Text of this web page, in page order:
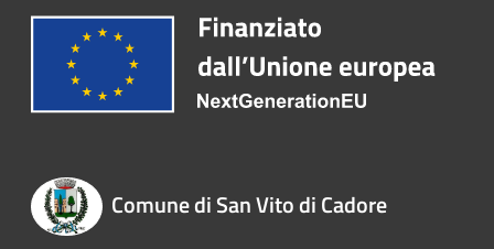
Comune di San Vito di Cadore